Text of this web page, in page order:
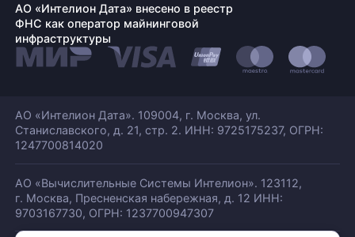
АО «Интелион Дата» внесено в реестр
ФНС как оператор майнинговой
инфраструктуры
АО «Интелион Дата». 109004, г. Москва, ул.
Станиславского, д. 21, стр. 2. ИНН: 9725175237, ОГРН:
1247700814020
АО «Вычислительные Системы Интелион». 123112,
г. Москва, Пресненская набережная, д. 12 ИНН:
9703167730, ОГРН: 1237700947307